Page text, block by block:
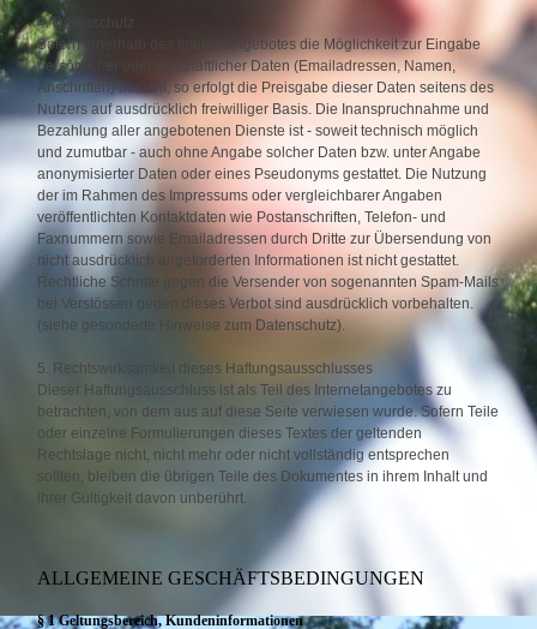
4. Datenschutz
Sofern innerhalb des Internetangebotes die Möglichkeit zur Eingabe
persönlicher oder geschäftlicher Daten (Emailadressen, Namen,
Anschriften) besteht, so erfolgt die Preisgabe dieser Daten seitens des
Nutzers auf ausdrücklich freiwilliger Basis. Die Inanspruchnahme und
Bezahlung aller angebotenen Dienste ist - soweit technisch möglich
und zumutbar - auch ohne Angabe solcher Daten bzw. unter Angabe
anonymisierter Daten oder eines Pseudonyms gestattet. Die Nutzung
der im Rahmen des Impressums oder vergleichbarer Angaben
veröffentlichten Kontaktdaten wie Postanschriften, Telefon- und
Faxnummern sowie Emailadressen durch Dritte zur Übersendung von
nicht ausdrücklich angeforderten Informationen ist nicht gestattet.
Rechtliche Schritte gegen die Versender von sogenannten Spam-Mails
bei Verstössen gegen dieses Verbot sind ausdrücklich vorbehalten.
(siehe gesonderte Hinweise zum Datenschutz).
5. Rechtswirksamkeit dieses Haftungsausschlusses
Dieser Haftungsausschluss ist als Teil des Internetangebotes zu
betrachten, von dem aus auf diese Seite verwiesen wurde. Sofern Teile
oder einzelne Formulierungen dieses Textes der geltenden
Rechtslage nicht, nicht mehr oder nicht vollständig entsprechen
sollten, bleiben die übrigen Teile des Dokumentes in ihrem Inhalt und
ihrer Gültigkeit davon unberührt.
ALLGEMEINE GESCHÄFTSBEDINGUNGEN
§ 1 Geltungsbereich, Kundeninformationen